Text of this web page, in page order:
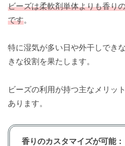
ビーズは柔軟剤単体よりも香り
です。
特に湿気が多い日や外干しでき
きな役割を果たします。
ビーズの利用が持つ主なメリッ
あります。
香りのカスタマイズが可能：